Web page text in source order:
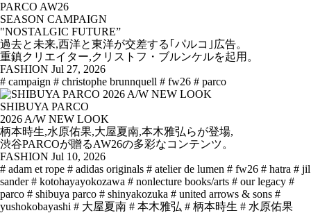
PARCO AW26
SEASON CAMPAIGN
"NOSTALGIC FUTURE”
過去と未来,西洋と東洋が交差する｢パルコ｣広告。
重鎮クリエイター,クリストフ・ブルンケルを起用。
FASHION Jul 27, 2026
# campaign # christophe brunnquell # fw26 # parco
SHIBUYA PARCO
2026 A/W NEW LOOK
柄本時生,水原佑果,大屋夏南,本木雅弘らが登場,
渋谷PARCOが贈るAW26の多彩なコンテンツ。
FASHION Jul 10, 2026
# adam et rope # adidas originals # atelier de lumen # fw26 # hatra # jil
sander # kotohayayokozawa # nonlecture books/arts # our legacy #
parco # shibuya parco # shinyakozuka # united arrows & sons #
yushokobayashi # 大屋夏南 # 本木雅弘 # 柄本時生 # 水原佑果